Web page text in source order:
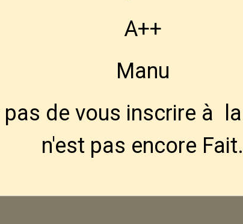
A++
Manu
pas de vous inscrire à
n'est pas encore Fait.